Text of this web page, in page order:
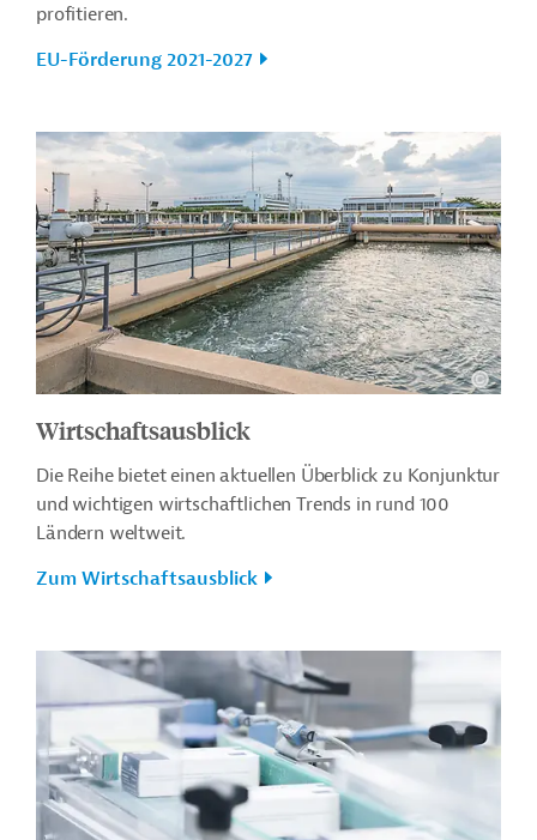
profitieren.
EU-Förderung 2021-2027
Wirtschaftsausblick
Die Reihe bietet einen aktuellen Überblick zu Konjunktur
und wichtigen wirtschaftlichen Trends in rund 100
Ländern weltweit.
Zum Wirtschaftsausblick